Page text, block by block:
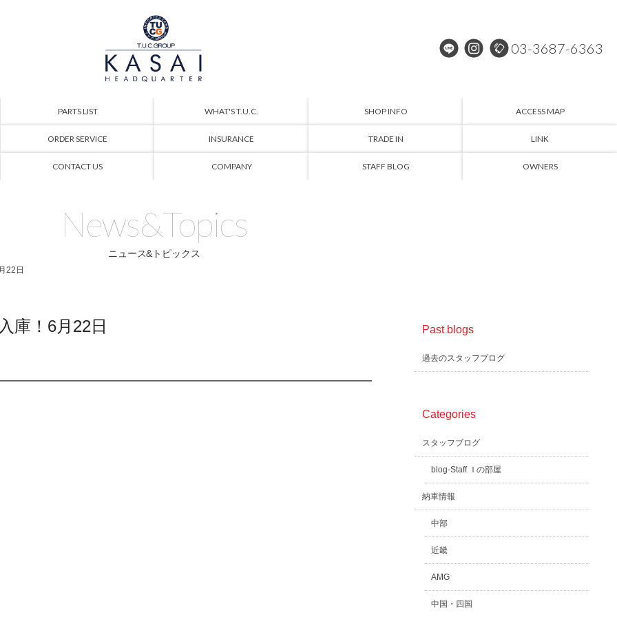
03-3687-6363
PARTS LIST WHAT'S T.U.C. SHOP INFO ACCESS MAP
ORDER SERVICE INSURANCE TRADE IN LINK
CONTACT US COMPANY STAFF BLOG OWNERS
News&Topics
ニュース&トピックス
22日
庫！6月22日 Past blogs
過去のスタッフブログ
Categories
スタッフブログ
blog-Staff Ｉの部屋
納車情報
中部
近畿
AMG
中国・四国